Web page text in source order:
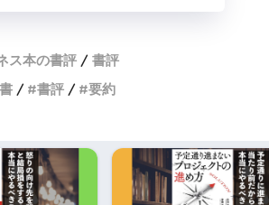
ス本の書評
書評
書評 要約